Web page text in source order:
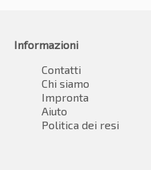
Informazioni
Contatti
Chi siamo
Impronta
Aiuto
Politica dei resi